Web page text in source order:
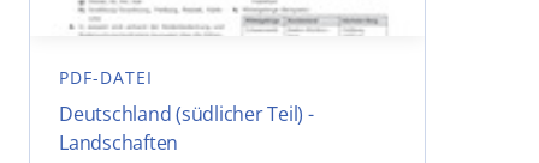
PDF-DATEI
Deutschland (südlicher Teil) -
Landschaften